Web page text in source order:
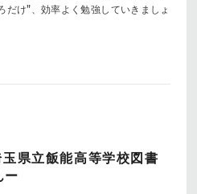
だけ”、効率よく勉強していきましょ
県立飯能高等学校図書
ー